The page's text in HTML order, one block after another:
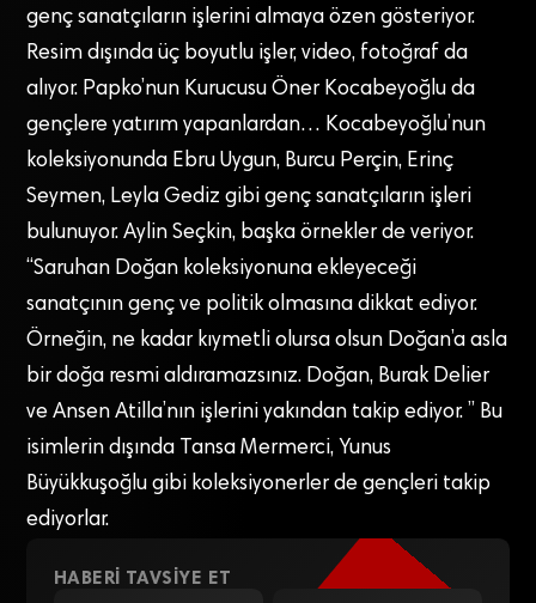
genç sanatçıların işlerini almaya özen gösteriyor.
Resim dışında üç boyutlu işler, video, fotoğraf da
alıyor. Papko’nun Kurucusu Öner Kocabeyoğlu da
gençlere yatırım yapanlardan… Kocabeyoğlu’nun
koleksiyonunda Ebru Uygun, Burcu Perçin, Erinç
Seymen, Leyla Gediz gibi genç sanatçıların işleri
bulunuyor. Aylin Seçkin, başka örnekler de veriyor.
“Saruhan Doğan koleksiyonuna ekleyeceği
sanatçının genç ve politik olmasına dikkat ediyor.
Örneğin, ne kadar kıymetli olursa olsun Doğan’a asla
bir doğa resmi aldıramazsınız. Doğan, Burak Delier
ve Ansen Atilla’nın işlerini yakından takip ediyor. ” Bu
isimlerin dışında Tansa Mermerci, Yunus
Büyükkuşoğlu gibi koleksiyonerler de gençleri takip
ediyorlar.
HABERI TAVSIYE ET